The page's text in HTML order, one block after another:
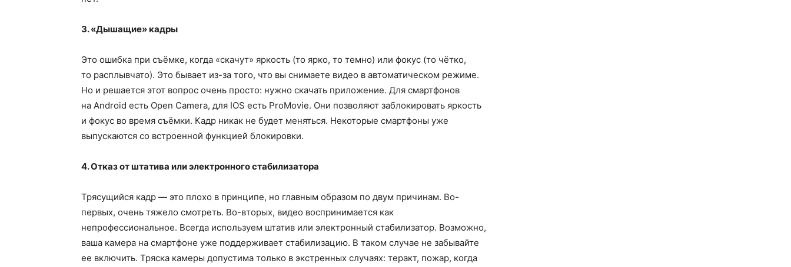
3. «Дышащие» кадры
Это ошибка при съёмке, когда «скачут» яркость (то ярко, то темно) или фокус (то чётко,
то расплывчато). Это бывает из-за того, что вы снимаете видео в автоматическом режиме.
Но и решается этот вопрос очень просто: нужно скачать приложение. Для смартфонов
на Android есть Open Camera, для IOS есть ProMovie. Они позволяют заблокировать яркость
и фокус во время съёмки. Кадр никак не будет меняться. Некоторые смартфоны уже
выпускаются со встроенной функцией блокировки.
4. Отказ от штатива или электронного стабилизатора
Трясущийся кадр — это плохо в принципе, но главным образом по двум причинам. Во-
первых, очень тяжело смотреть. Во-вторых, видео воспринимается как
непрофессиональное. Всегда используем штатив или электронный стабилизатор. Возможно,
ваша камера на смартфоне уже поддерживает стабилизацию. В таком случае не забывайте
ее включить. Тряска камеры допустима только в экстренных случаях: теракт, пожар, когда